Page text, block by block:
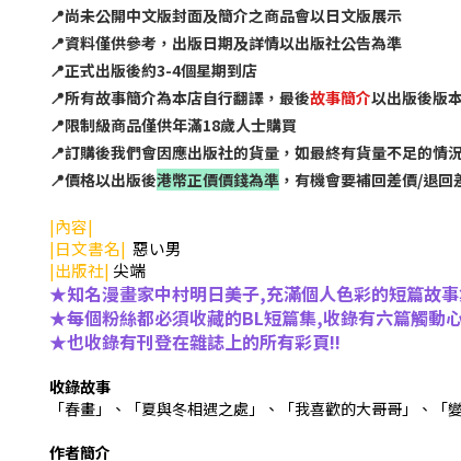
📍尚未公開中文版封面及簡介之商品會以日文版展示
📍資料僅供參考，出版日期及詳情以出版社公告為準
📍正式出版後約3-4個星期到店
📍所有故事簡介為本店自行翻譯，最後故事簡介以出版後版
📍限制級商品僅供年滿18歲人士購買
📍訂購後我們會因應出版社的貨量，如最終有貨量不足的情
📍價格以出版後港幣正價價錢為準 ，有機會要補回差價/退回
|內容|
|日文書名| 惡い男
|出版社| 尖端
★知名漫畫家中村明日美子,充滿個人色彩的短篇故
★每個粉絲都必須收藏的BL短篇集,收錄有六篇觸動
★也收錄有刊登在雜誌上的所有彩頁!!
收錄故事
「春畫」、「夏與冬相遇之處」、「我喜歡的大哥哥」、
作者簡介